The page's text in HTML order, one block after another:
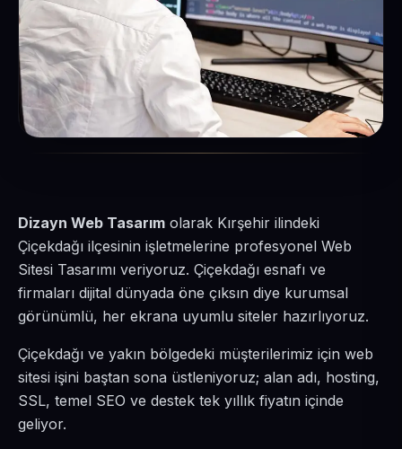
Dizayn Web Tasarım olarak Kırşehir ilindeki
Çiçekdağı ilçesinin işletmelerine profesyonel Web
Sitesi Tasarımı veriyoruz. Çiçekdağı esnafı ve
firmaları dijital dünyada öne çıksın diye kurumsal
görünümlü, her ekrana uyumlu siteler hazırlıyoruz.
Çiçekdağı ve yakın bölgedeki müşterilerimiz için web
sitesi işini baştan sona üstleniyoruz; alan adı, hosting,
SSL, temel SEO ve destek tek yıllık fiyatın içinde
geliyor.